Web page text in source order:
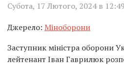
Субота, 17 Лютого, 2024 в 12:49
Джерело: Міноборони
Заступник міністра оборони
лейтенант Іван Гаврилюк